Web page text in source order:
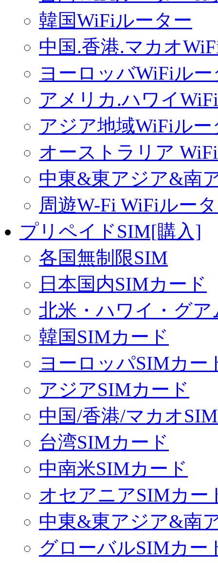
韓国WiFiルーター
中国.香港.マカオ
ヨーロッバWiFiルー
アメリカ.ハワイ
アジア地域WiFiルー
オーストラリア
中東&東アジア&南
周遊W-Fi WiFiルー
プリペイドSIM[購入]
各国無制限SIM
日本国内SIMカード
北米・ハワイ・グ
韓国SIMカード
ヨーロッパSIMカー
アジアSIMカード
中国/香港/マカオ
台湾SIMカード
中南米SIMカード
オセアニアSIMカー
中東&東アジア&南
グローバルSIMカー